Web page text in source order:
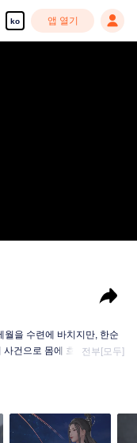
ko 앱 열기
을 수련에 바치지만, 한순
사건으로 몸에 흐르던 봉황
시련을 헤쳐 나가며 만인
전부[모두]